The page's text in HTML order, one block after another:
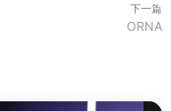
下一篇
ORNA